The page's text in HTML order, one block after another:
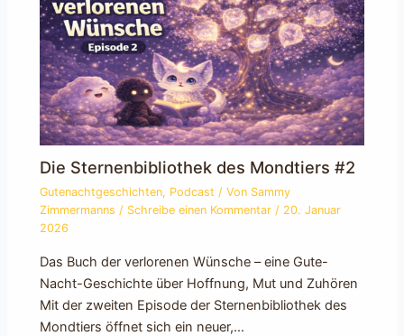
Die Sternenbibliothek des Mondtiers #2
Gutenachtgeschichten, Podcast / Von Sammy
Zimmermanns/ Schreibe einen Kommentar / 20. Januar
2026
Das Buch der verlorenen Wünsche – eine Gute-
Nacht-Geschichte über Hoffnung, Mut und Zuhören
Mit der zweiten Episode der Sternenbibliothek des
Mondtiers öffnet sich ein neuer,…